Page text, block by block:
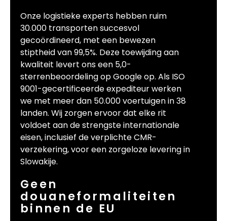
Onze logistieke experts hebben ruim
30.000 transporten succesvol
gecoördineerd, met een bewezen
stiptheid van 99,5%. Deze toewijding aan
kwaliteit levert ons een 5,0-
sterrenbeoordeling op Google op. Als ISO
9001-gecertificeerde expediteur werken
we met meer dan 50.000 voertuigen in 38
landen. Wij zorgen ervoor dat elke rit
voldoet aan de strengste internationale
eisen, inclusief de verplichte CMR-
verzekering, voor een zorgeloze levering in
Slowakije.
Geen
douaneformaliteiten
binnen de EU